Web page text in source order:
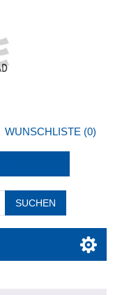
WUNSCHLISTE (0)